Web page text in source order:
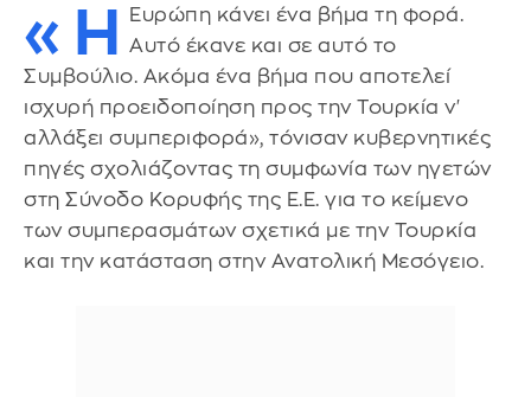
«Η
Ευρώπη κάνει ένα βήμα τη φορά.
Αυτό έκανε και σε αυτό το
Συμβούλιο. Ακόμα ένα βήμα που αποτελεί
ισχυρή προειδοποίηση προς την Τουρκία ν'
αλλάξει συμπεριφορά», τόνισαν κυβερνητικές
πηγές σχολιάζοντας τη συμφωνία των ηγετών
στη Σύνοδο Κορυφής της Ε.Ε. για το κείμενο
των συμπερασμάτων σχετικά με την Τουρκία
και την κατάσταση στην Ανατολική Μεσόγειο.